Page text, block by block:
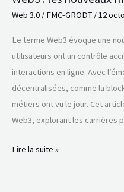
Web 3.0 / FMC-GRODT /12
Le terme Web3 évoque une
utilisateurs ont un contrôle
interactions en ligne. Avec
décentralisées, comme la
métiers ont vu le jour. Cet
Web3, explorant les carrières
Lire la suite »